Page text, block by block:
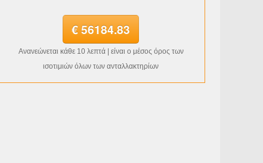
€ 56184.83
Ανανεώνεται κάθε 10 λεπτά | είναι ο μέσος όρος των
ισοτιμιών όλων των ανταλλακτηρίων